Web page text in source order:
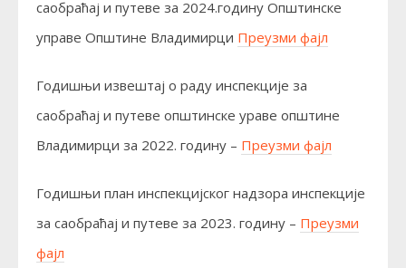
саобраћај и путеве за 2024.годину Општинске
управе Општине Владимирци Преузми фајл
Годишњи извештај о раду инспекције за
саобраћај и путеве општинске ураве општине
Владимирци за 2022. годину – Преузми фајл
Годишњи план инспекцијског надзора инспекције
за саобраћај и путеве за 2023. годину – Преузми
фајл